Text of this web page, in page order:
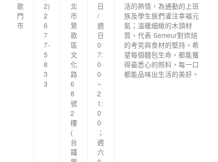
歌
門
市
2)
2
6
7
7-
5
8
3
3
北
市
鶯
歌
區
文
化
路
6
8
號
2
樓
(
台
鐵
日
/
週
日
0
7:
0
0
~
2
1:
0
0
；
週
六
活的熱情，為通勤的上班
族及學生族們灌注幸福元
氣；溫暖細緻的木頭材
質，代表 Semeur對烘焙
的考究與食材的堅持。希
望每個麵包生命，都能獲
得最悉心的照料，每一口
都能品味出生活的美好。